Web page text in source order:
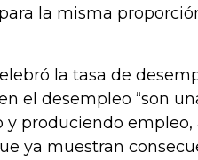
la misma
la tasa de
el desempleo “son
produciendo empleo,
ya muestran